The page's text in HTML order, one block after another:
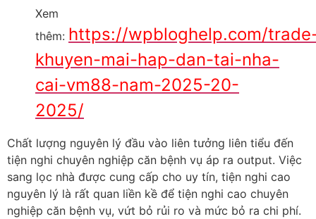
Xem
thêm: https://wpbloghelp.com/
khuyen-mai-hap-dan-tai-nha-
cai-vm88-nam-2025-20-
2025/
Chất lượng nguyên lý đầu vào liên tưởng liên tiểu đến
tiện nghi chuyên nghiệp căn bệnh vụ áp ra output. Việc
sang lọc nhà được cung cấp cho uy tín, tiện nghi cao
nguyên lý là rất quan liền kề để tiện nghi cao chuyên
nghiệp căn bệnh vụ, vứt bỏ rủi ro và mức bỏ ra chi phí.